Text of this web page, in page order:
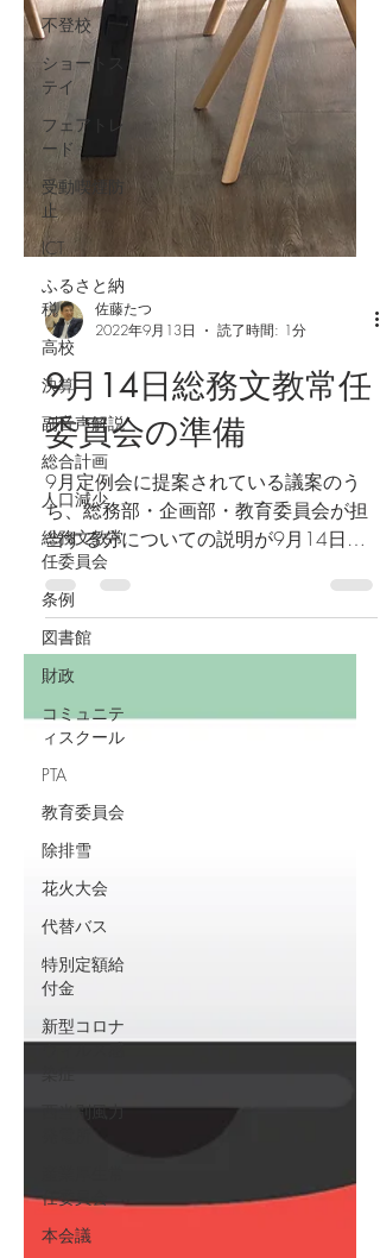
不登校
ショートス
テイ
フェアトレ
ード
受動喫煙防
止
ICT
ふるさと納
税
高校
決算
副音声解説
総合計画
人口減少
総務文教常
任委員会
条例
図書館
財政
コミュニテ
ィスクール
PTA
教育委員会
除排雪
花火大会
代替バス
特別定額給
付金
新型コロナ
ウィルス感
西当別風力
任委員会
本会議
2022年9月13日
読了時間: 1分
9月14日総務文教常任
委員会の準備
9月定例会に提案されている議案のう
ち、総務部・企画部・教育委員会が担
当する分についての説明が9月14日の
総務文教常任委員会で行われます。 と
いうことで、委員会でどんな質問をし
ようか準備をしています。 資料 委員
3号）関係...